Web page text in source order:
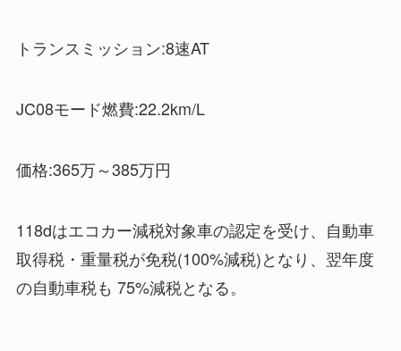
トランスミッション:8速AT
JC08モード燃費:22.2km/L
価格:365万～385万円
118dはエコカー減税対象車の認定を受け、自動車
取得税・重量税が免税(100%減税)となり、翌年度
の自動車税も 75%減税となる。